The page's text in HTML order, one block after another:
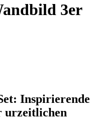
3er
Inspirierende
urzeitlichen